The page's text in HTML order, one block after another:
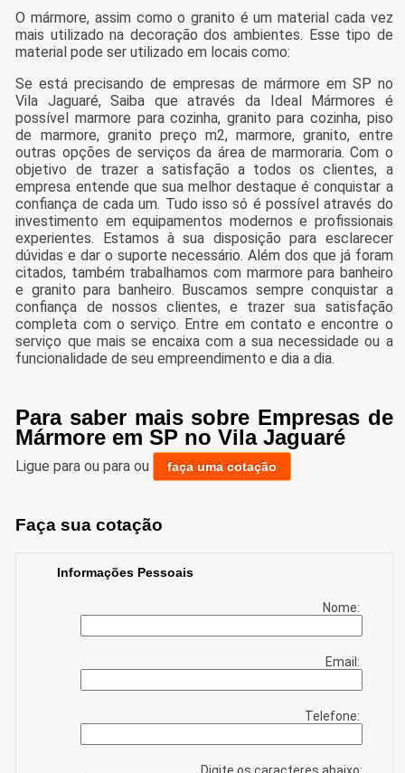
O mármore, assim como o granito é um material cada vez
mais utilizado na decoração dos ambientes. Esse tipo de
material pode ser utilizado em locais como:
Se está precisando de empresas de mármore em SP no
Vila Jaguaré, Saiba que através da Ideal Mármores é
possível marmore para cozinha, granito para cozinha, piso
de marmore, granito preço m2, marmore, granito, entre
outras opções de serviços da área de marmoraria. Com o
objetivo de trazer a satisfação a todos os clientes, a
empresa entende que sua melhor destaque é conquistar a
confiança de cada um. Tudo isso só é possível através do
investimento em equipamentos modernos e profissionais
experientes. Estamos à sua disposição para esclarecer
dúvidas e dar o suporte necessário. Além dos que já foram
citados, também trabalhamos com marmore para banheiro
e granito para banheiro. Buscamos sempre conquistar a
confiança de nossos clientes, e trazer sua satisfação
completa com o serviço. Entre em contato e encontre o
serviço que mais se encaixa com a sua necessidade ou a
funcionalidade de seu empreendimento e dia a dia.
Para saber mais sobre Empresas de
Mármore em SP no Vila Jaguaré
Ligue paraou paraou faça uma cotação
Faça sua cotação
Informações Pessoais
Nome:
Email:
Telefone:
Digite os caracteres abaixo: